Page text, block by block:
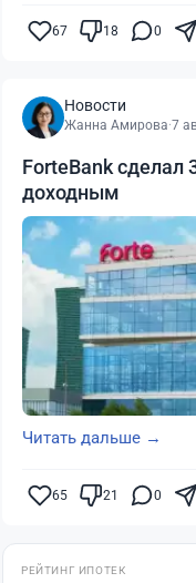
67 18 0
Новости
Жанна Амирова·7
ForteBank
доходным
Читать дальше →
65 21 0
РЕЙТИНГ ИПОТЕК